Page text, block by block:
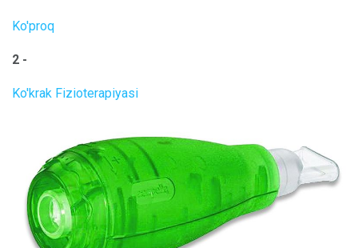
Ko'proq
2 -
Ko'krak Fizioterapiyasi